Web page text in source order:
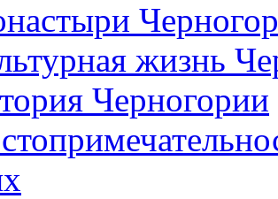
жизнь
Черногории